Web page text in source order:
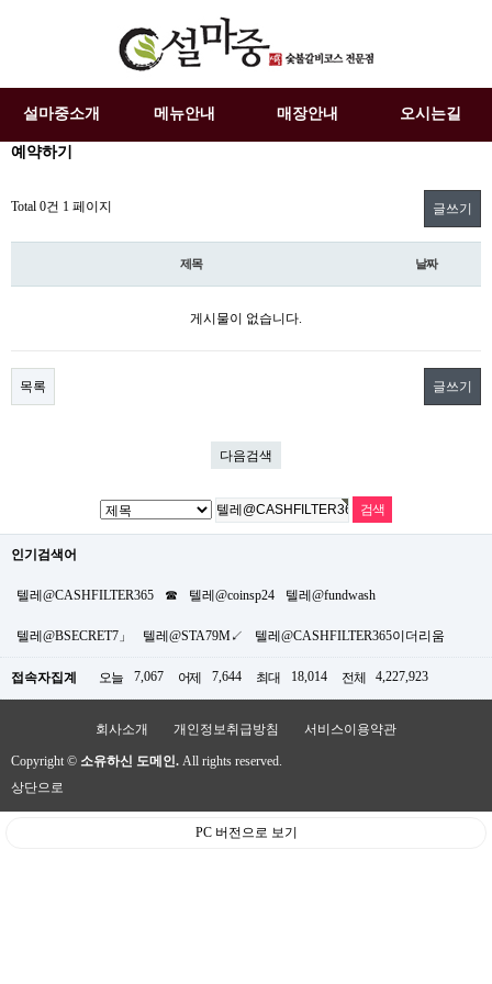
설마중소개 메뉴안내 매장안내 오시는길
예약하기
Total 0건 1 페이지 글쓰기
제목 날짜
게시물이 없습니다.
목록 글쓰기
다음검색
인기검색어
텔레@CASHFILTER365 ☎ 텔레@coinsp24 텔레@fundwash
텔레@BSECRET7」 텔레@STA79M↙ 텔레@CASHFILTER365이더리움
접속자집계 오늘 7,067 어제 7,644 최대 18,014 전체 4,227,923
회사소개 개인정보취급방침 서비스이용약관
Copyright © 소유하신 도메인. All rights reserved.
상단으로
PC 버전으로 보기